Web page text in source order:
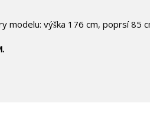
modelu: výška 176 cm, poprsí 85